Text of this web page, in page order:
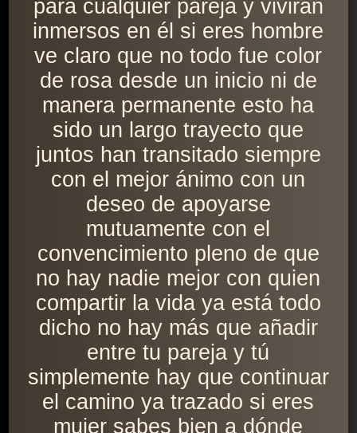
para cualquier pareja y vivirán
inmersos en él si eres hombre
ve claro que no todo fue color
de rosa desde un inicio ni de
manera permanente esto ha
sido un largo trayecto que
juntos han transitado siempre
con el mejor ánimo con un
deseo de apoyarse
mutuamente con el
convencimiento pleno de que
no hay nadie mejor con quien
compartir la vida ya está todo
dicho no hay más que añadir
entre tu pareja y tú
simplemente hay que continuar
el camino ya trazado si eres
mujer sabes bien a dónde